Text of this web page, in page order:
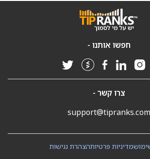
חפשו אותנו -
צרו קשר -
support@tipranks.com
הצהרת נגישותמדיניות פרטיות